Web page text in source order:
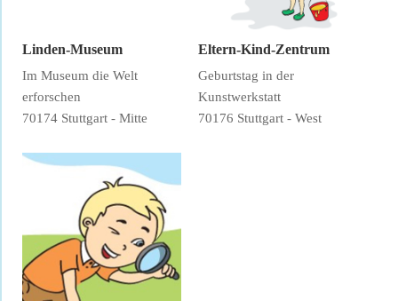
Linden-Museum
Im Museum die Welt
erforschen
70174 Stuttgart - Mitte
Eltern-Kind-Zentrum
Geburtstag in der
Kunstwerkstatt
70176 Stuttgart - West